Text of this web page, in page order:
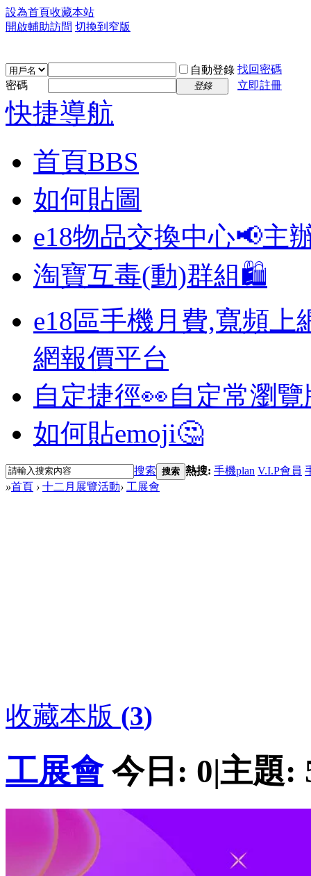
設為首頁收藏本站
開啟輔助訪問 切換到窄版
自動登錄 找回密碼
密碼
登錄 立即註冊
快捷導航
首頁BBS
如何貼圖
e18物品交換中心📢主
淘寶互毒(動)群組🛍️
e18區手機月費,寬頻上
網報價平台
自定捷徑👀自定常瀏
如何貼emoji🤔
搜索 搜索 熱搜: 手機plan V.I.P會員
»首頁 › 十二月展覽活動› 工展會
收藏本版 (3)
工展會 今日: 0|主題: